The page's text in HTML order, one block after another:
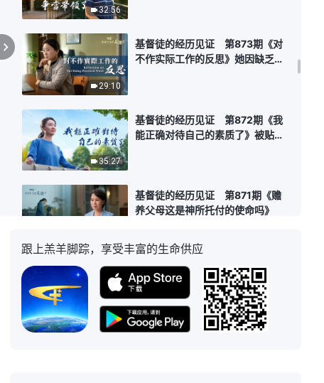
32:56
选举。总想争当带领这是什么性质
的问题？该如何解决？
29:10
基督徒的经历见证 第873期《对
不作实际工作的反思》她因缺乏传
反省自己向神悔改。
35:27
基督徒的经历见证 第872期《我
能正确对待自己的素质了》被贴上
差真的就是死病吗？该如何正确对
待自己的素质。
基督徒的经历见证 第871期《赡
养父母这是神所托付的使命吗》
34:36
基督徒的经历见证 第868期《追
求真理不分年老年少》
跟上羔羊脚踪，享受丰富的生命供应